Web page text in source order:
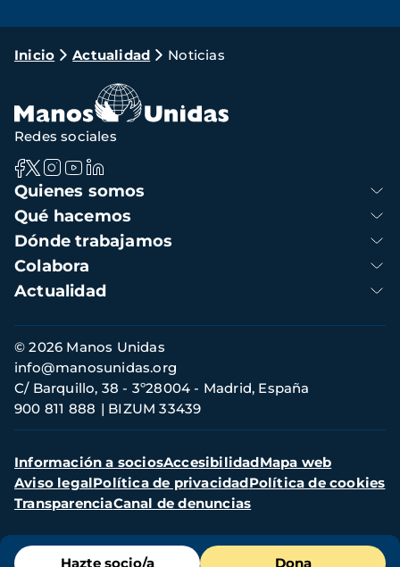
Ruta
navegación
Inicio Actualidad Noticias
Menú
Hazte socio/a Dona
Navegación
principal
Quienes somos
Qué hacemos
Dónde trabajamos
Colabora
Actualidad
Redes sociales
Información
de
contacto
© 2026 Manos Unidas
C/ Barquillo, 38 - 3º28004 - Madrid, España
900 811 888
BIZUM 33439
info@manosunidas.org
Menú
secundario
Información a sociosAccesibilidadMapa web
Aviso legalPolítica de privacidadPolítica de cookies
TransparenciaCanal de denuncias